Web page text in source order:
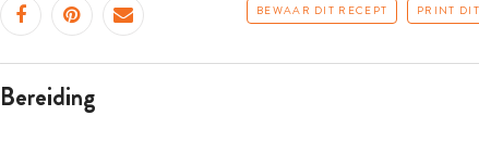
BEWAAR DIT RECEPT PRINT
bereiding